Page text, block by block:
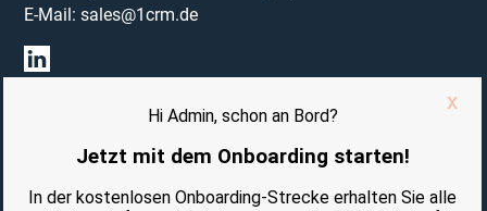
E-Mail:sales@1crm.de
Datenschutzerklärung
Vertrag Auftragsverarbeitung (AVV)